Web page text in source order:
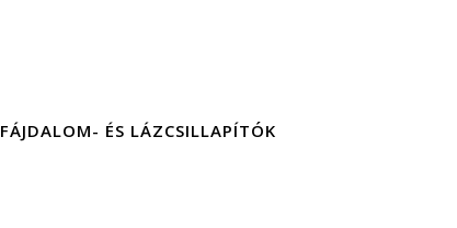
FÁJDALOM- ÉS LÁZCSILLAPÍTÓK